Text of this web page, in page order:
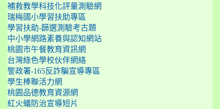
補救教學科技化評量測驗網
瑞梅國小學習扶助專區
學習扶助-篩選測驗考古題
中小學網路素養與認知網站
桃園市午餐教育資訊網
台灣綠色學校伙伴網絡
警政署-165反詐騙宣導專區
學生棒聯活力網
桃園品德教育資源網
紅火蟻防治宣導短片